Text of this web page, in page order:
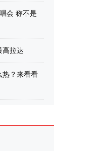
会 称不是
高拉达
热？来看看